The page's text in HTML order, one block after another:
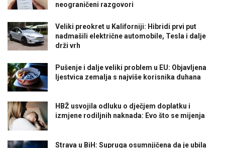
neograničeni razgovori
Veliki preokret u Kaliforniji: Hibridi prvi put
nadmašili električne automobile, Tesla i dalje
drži vrh
Pušenje i dalje veliki problem u EU: Objavljena
ljestvica zemalja s najviše korisnika duhana
HBŽ usvojila odluku o dječjem doplatku i
izmjene rodiljnih naknada: Evo što se mijenja
Strava u BiH: Supruga osumnjičena da je ubila